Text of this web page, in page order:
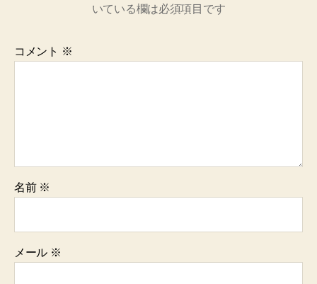
いている欄は必須項目です
コメント ※
名前 ※
メール ※